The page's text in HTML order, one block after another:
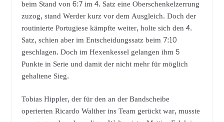
beim Stand von 6:7 im 4. Satz eine Oberschenkelzerrung
zuzog, stand Werder kurz vor dem Ausgleich. Doch der
routinierte Portugiese kämpfte weiter, holte sich den 4.
Satz, schien aber im Entscheidungssatz beim 7:10
geschlagen. Doch im Hexenkessel gelangen ihm 5
Punkte in Serie und damit der nicht mehr für möglich
gehaltene Sieg.
Tobias Hippler, der für den an der Bandscheibe
operierten Ricardo Walther ins Team gerückt war, musste